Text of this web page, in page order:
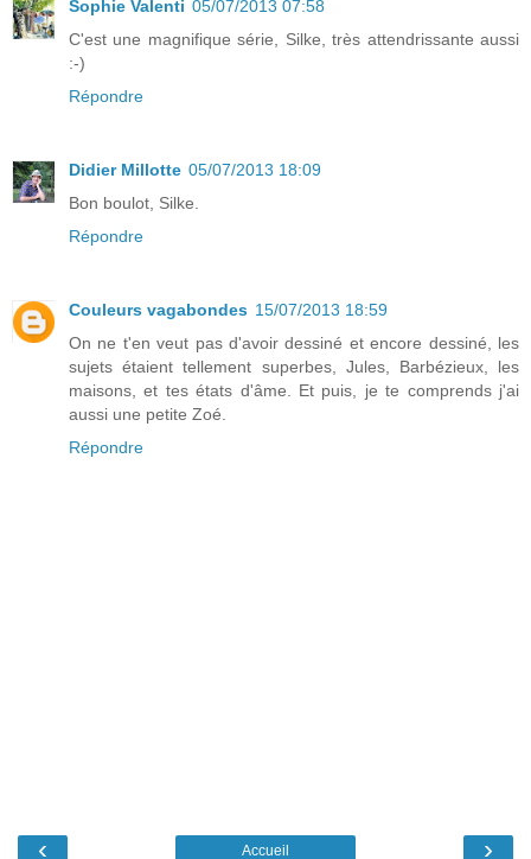
Sophie Valenti 05/07/2013 07:58
C'est une magnifique série, Silke, très attendrissante aussi
:-)
Répondre
Didier Millotte 05/07/2013 18:09
Bon boulot, Silke.
Répondre
Couleurs vagabondes 15/07/2013 18:59
On ne t'en veut pas d'avoir dessiné et encore dessiné, les
sujets étaient tellement superbes, Jules, Barbézieux, les
maisons, et tes états d'âme. Et puis, je te comprends j'ai
aussi une petite Zoé.
Répondre
‹ ›
Accueil